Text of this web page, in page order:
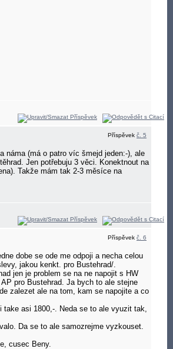
Příspěvek č. 5
náma (má o patro víc šmejd jeden:-), ale
Jen potřebuju 3 věci. Konektnout na
Takže mám tak 2-3 měsíce na
Příspěvek č. 6
dobe se ode me odpoji a necha celou
jakou kenkt. pro Bustehrad/.
jen je problem se na ne napojit s HW
pro Bustehrad. Ja bych to ale stejne
zalezet ale na tom, kam se napojite a co
asi 1800,-. Neda se to ale vyuzit tak,
Da se to ale samozrejme vyzkouset.
cusec Beny.